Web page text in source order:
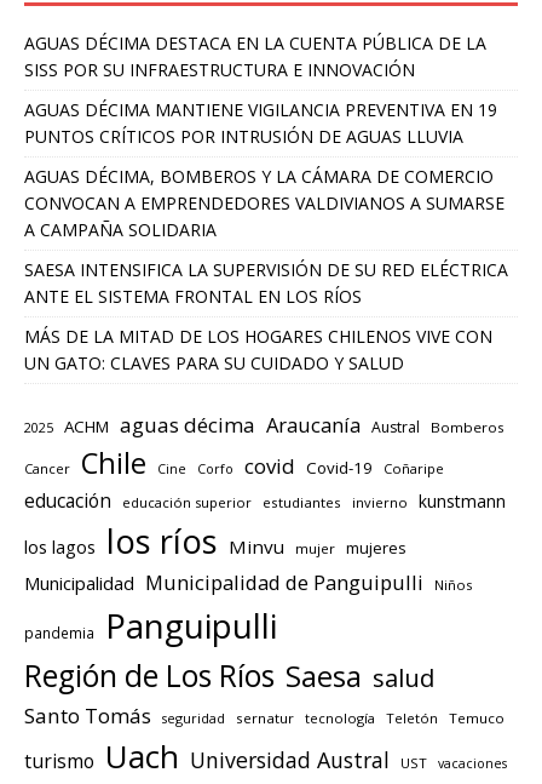
AGUAS DÉCIMA DESTACA EN LA CUENTA PÚBLICA DE LA
SISS POR SU INFRAESTRUCTURA E INNOVACIÓN
AGUAS DÉCIMA MANTIENE VIGILANCIA PREVENTIVA EN 19
PUNTOS CRÍTICOS POR INTRUSIÓN DE AGUAS LLUVIA
AGUAS DÉCIMA, BOMBEROS Y LA CÁMARA DE COMERCIO
CONVOCAN A EMPRENDEDORES VALDIVIANOS A SUMARSE
A CAMPAÑA SOLIDARIA
SAESA INTENSIFICA LA SUPERVISIÓN DE SU RED ELÉCTRICA
ANTE EL SISTEMA FRONTAL EN LOS RÍOS
MÁS DE LA MITAD DE LOS HOGARES CHILENOS VIVE CON
UN GATO: CLAVES PARA SU CUIDADO Y SALUD
2025 ACHM aguas décima Araucanía Austral Bomberos
Cancer Chile Cine Corfo covid Covid-19 Coñaripe
educación educación superior estudiantes invierno kunstmann
los lagos los ríos Minvu mujer mujeres
Municipalidad Municipalidad de Panguipulli Niños
pandemia Panguipulli
Región de Los Ríos Saesa salud
Santo Tomás seguridad sernatur tecnología Teletón Temuco
turismo Uach Universidad Austral UST vacaciones